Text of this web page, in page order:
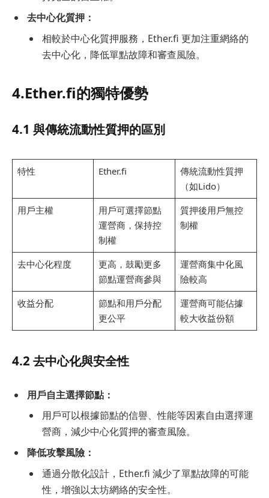
去中心化質押：
相較於中心化質押服務，Ether.fi 更加注重網絡的
去中心化，降低單點故障和審查風險。
4.Ether.fi的獨特優勢
4.1 與傳統流動性質押的區別
特性 Ether.fi
傳統流動性質押
（如Lido）
用戶主權
用戶可選擇節點
運營商，保持控
制權
質押後用戶無控
制權
去中心化程度
更高，鼓勵更多
節點運營商參與
運營商集中化風
險較高
收益分配
節點和用戶分配
更公平
運營商可能佔據
較大收益份額
4.2 去中心化與安全性
用戶自主選擇節點：
用戶可以根據節點的信譽、性能等因素自由選擇運
營商，減少中心化質押的審查風險。
降低攻擊風險：
通過分散化設計，Ether.fi 減少了單點故障的可能
性，增強以太坊網絡的安全性。